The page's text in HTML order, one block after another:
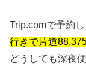
Trip.comで予約し
行きで片道
どうしても深夜